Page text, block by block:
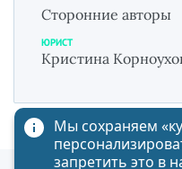
Сторонние авторы
ЮРИСТ
Кристина
Мы сохраняем
запретить это в